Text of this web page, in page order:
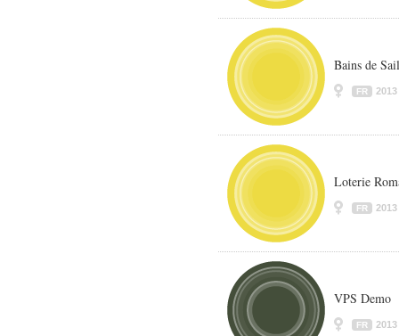
Bains de
FR 2013
Loterie
FR 2013
VPS Demo
FR 2013